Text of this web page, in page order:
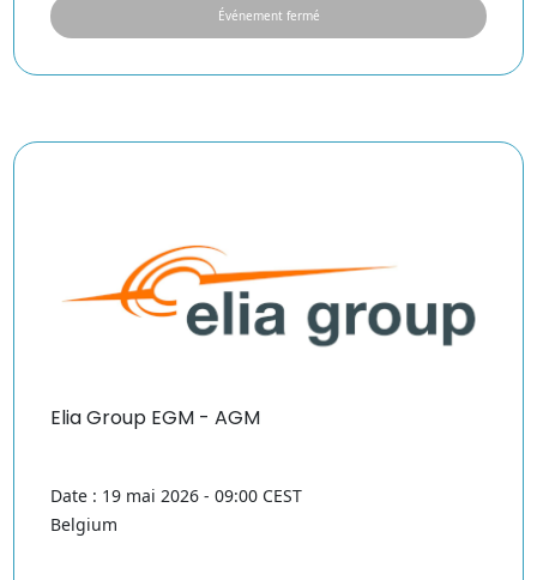
Événement fermé
Elia Group EGM - AGM
Date : 19 mai 2026 - 09:00 CEST
Belgium